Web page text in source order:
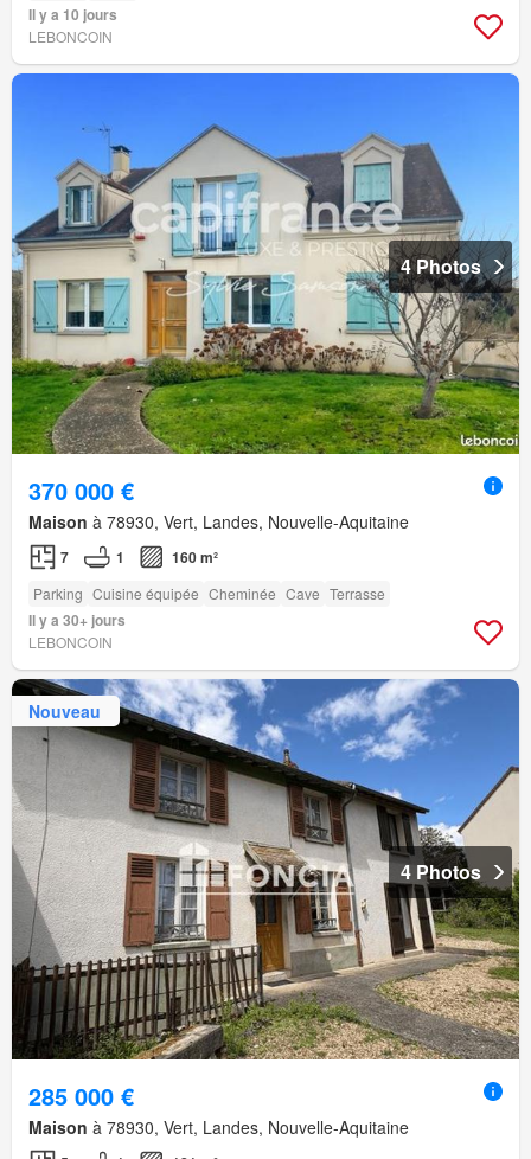
Il y a 10 jours
LEBONCOIN
4 Photos
370 000 €
Maison à 78930, Vert, Landes, Nouvelle-Aquitaine
7 1 160 m²
Parking Cuisine équipée Cheminée Cave Terrasse
Il y a 30+ jours
LEBONCOIN
Nouveau
4 Photos
285 000 €
Maison à 78930, Vert, Landes, Nouvelle-Aquitaine